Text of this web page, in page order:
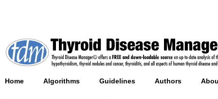
Home Algorithms Guidelines Authors